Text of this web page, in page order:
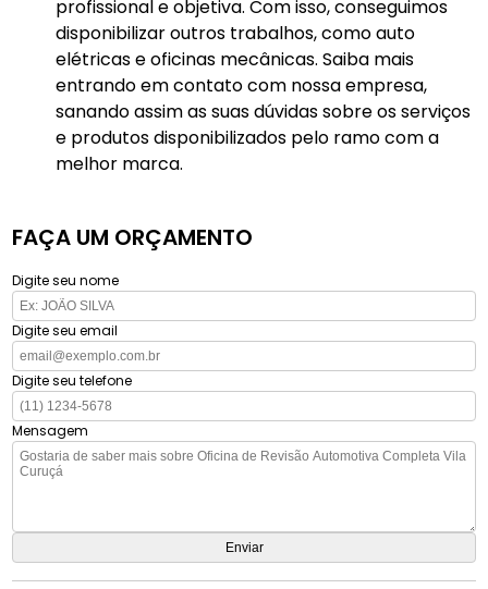
profissional e objetiva. Com isso, conseguimos
disponibilizar outros trabalhos, como auto
elétricas e oficinas mecânicas. Saiba mais
entrando em contato com nossa empresa,
sanando assim as suas dúvidas sobre os serviços
e produtos disponibilizados pelo ramo com a
melhor marca.
FAÇA UM ORÇAMENTO
Digite seu nome
Digite seu email
Digite seu telefone
Mensagem